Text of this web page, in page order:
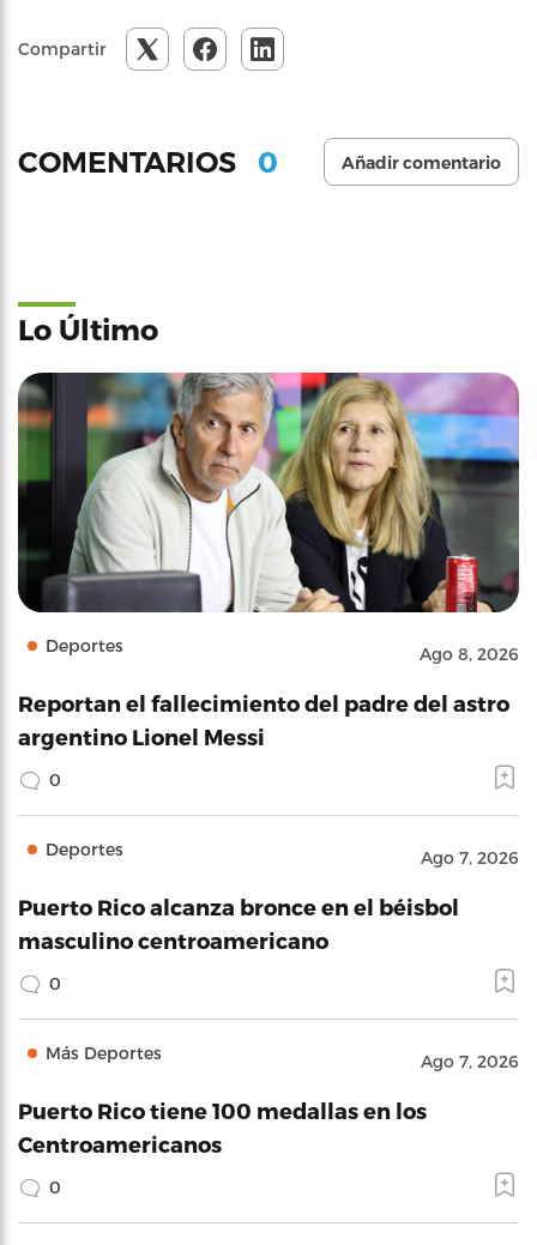
Compartir
COMENTARIOS 0 Añadir comentario
Lo Último
Deportes Ago 8, 2026
Reportan el fallecimiento del padre del astro
argentino Lionel Messi
0
Deportes Ago 7, 2026
Puerto Rico alcanza bronce en el béisbol
masculino centroamericano
0
Más Deportes Ago 7, 2026
Puerto Rico tiene 100 medallas en los
Centroamericanos
0